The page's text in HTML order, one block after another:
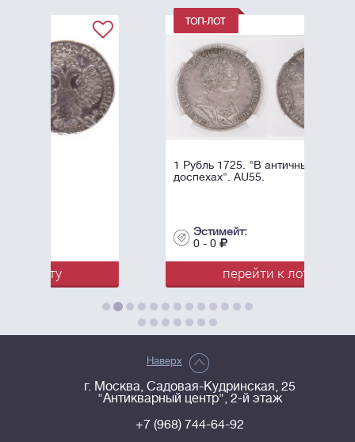
1 Рубль 1725. "В античных
доспехах". AU55.
перейти к лоту
Наверх
г. Москва, Садовая-Кудринская, 25
"Антикварный центр", 2-й этаж
+7 (968) 744-64-92